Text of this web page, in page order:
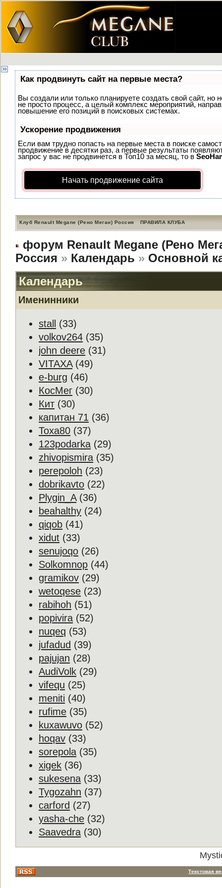
Как продвинуть сайт на первые места?
Вы создали или только планируете создать свой сайт, но
не просто процесс, а целый комплекс мероприятий,
повышение его позиций в поисковых системах.
Ускорение продвижения
Если вам трудно попасть на первые места в поиске
продвижение в десятки раз, а первые результаты
запрос у вас не продвинется в Топ10 за месяц, то в
Начать продвижение сайта
Клуб Renault Megane (Рено Меган) Россия ПРАВИЛА КЛУБА
форум Renault Megane (Рено
Россия » Календарь » Основной
Календарь
Именинники
stall
(33)
volkov264 (35)
john deere (31)
VITAXA(49)
e-burg (46)
КосМег (30)
Кит (30)
капитан 71 (36)
Toxa80 (37)
123podarka (29)
zhivopismira (35)
perepoloh (23)
dobrikavto (22)
Plygin_A(36)
beahalthy (24)
qiqob (41)
xidut (33)
senujoqo (26)
Solkomnop (44)
gramikov (29)
wetoqese (23)
rabihoh (51)
popivira (52)
nuqeq (53)
jufadud (39)
pajujan (28)
AudiVolk (29)
vifequ (25)
meniti (40)
rufime (35)
kuxawuvo (52)
hoqav (33)
sorepola (35)
xigek (36)
sukesena (33)
Tygozahn (37)
carford (27)
yasha-che (32)
Saavedra (30)
Текстовая